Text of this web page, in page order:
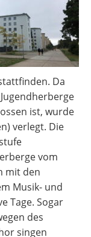
Da
ist, wurde
verlegt. Die
vom
mit den
Musik- und
Tage. Sogar
des
singen